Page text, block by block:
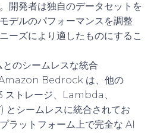
開発者は独自のデータセットを
デルのパフォーマンスを調整
ーズにより適したものにするこ
のシームレスな統合
Bedrock は、他の
ストレージ、Lambda、
シームレスに統合されてお
ラットフォーム上で完全な AI